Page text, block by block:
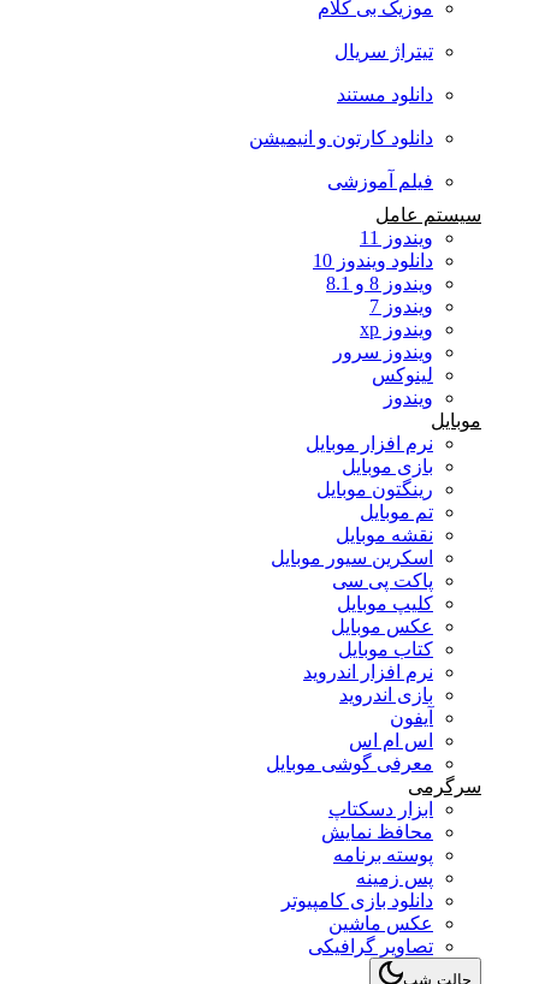
موزیک بی کلام
تیتراژ سریال
دانلود مستند
دانلود کارتون و انیمیشن
فیلم آموزشی
سیستم عامل
ویندوز 11
دانلود ویندوز 10
ویندوز 8 و 8.1
ویندوز 7
ویندوز xp
ویندوز سرور
لینوکس
ویندوز
موبایل
نرم افزار موبایل
بازی موبایل
رینگتون موبایل
تم موبایل
نقشه موبایل
اسکرین سیور موبایل
پاکت پی سی
کلیپ موبایل
عکس موبایل
کتاب موبایل
نرم افزار اندروید
بازی اندروید
آیفون
اس ام اس
معرفی گوشی موبایل
سرگرمی
ابزار دسکتاپ
محافظ نمایش
پوسته برنامه
پس زمینه
دانلود بازی کامپیوتر
عکس ماشین
تصاویر گرافیکی
حالت شب